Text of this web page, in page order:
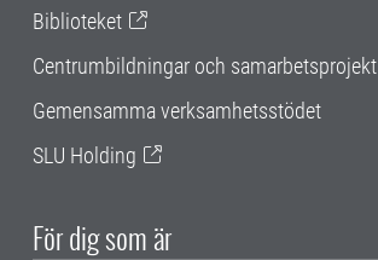
Biblioteket
Centrumbildningar och samarbetsprojekt
Gemensamma verksamhetsstödet
SLU Holding
För dig som är